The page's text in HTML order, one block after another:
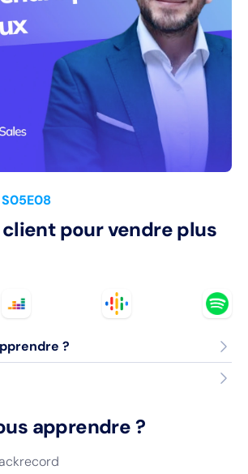
pour vendre plus
?
apprendre ?